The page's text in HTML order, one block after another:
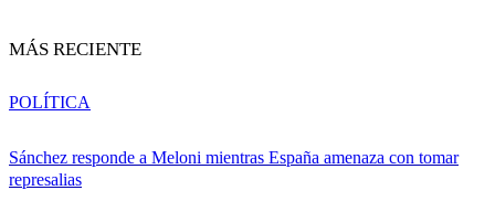
MÁS RECIENTE
Sánchez responde a Meloni mientras España amenaza con tomar
represalias
POLÍTICA